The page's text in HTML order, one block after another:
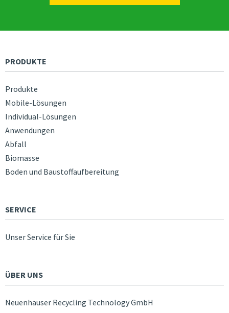
PRODUKTE
Produkte
Mobile-Lösungen
Individual-Lösungen
Anwendungen
Abfall
Biomasse
Boden und Baustoffaufbereitung
SERVICE
Unser Service für Sie
ÜBER UNS
Neuenhauser Recycling Technology GmbH